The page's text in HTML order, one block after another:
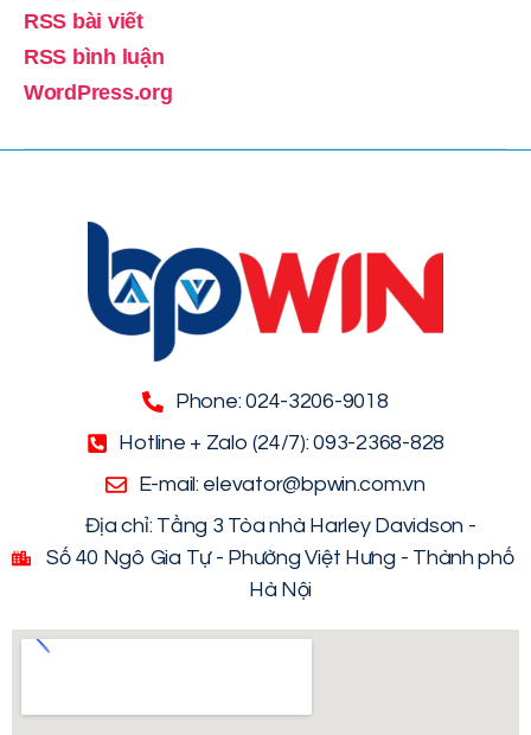
RSS bài viết
RSS bình luận
WordPress.org
Phone: 024-3206-9018
Hotline + Zalo (24/7): 093-2368-828
E-mail: elevator@bpwin.com.vn
Địa chỉ: Tầng 3 Tòa nhà Harley Davidson -
Số 40 Ngô Gia Tự - Phường Việt Hưng - Thành phố
Hà Nội